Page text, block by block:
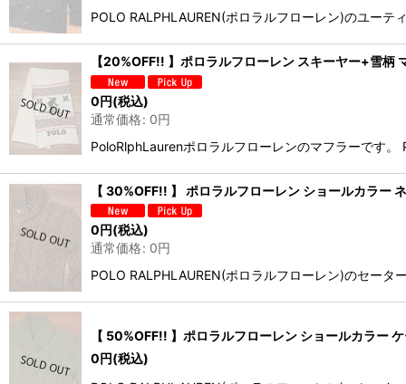
POLO RALPHLAUREN(ポロラルフローレン)のユー
【20%OFF!! 】ポロラルフローレン スキーヤー+雪
0円(税込)
通常価格: 0円
PoloRlphLaurenポロラルフローレンのマフラーです
【 30%OFF!! 】 ポロラルフローレン ショールカラ
0円(税込)
通常価格: 0円
POLO RALPHLAUREN(ポロラルフローレン)のセー
【 50%OFF!! 】ポロラルフローレン ショールカラー
0円(税込)